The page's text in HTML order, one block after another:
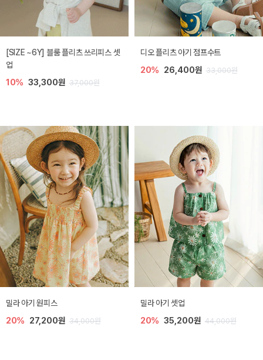
[SIZE ~6Y] 블룸 플리츠 쓰리피스 셋
업
10% 33,300원 37,000원
디오 플리츠 아기 점프수트
20% 26,400원 33,000원
밀라 아기 원피스
20% 27,200원 34,000원
밀라 아기 셋업
20% 35,200원 44,000원